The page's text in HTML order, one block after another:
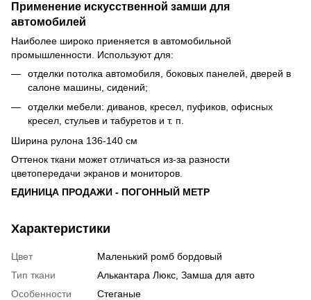
Применение искусственной замши для
автомобилей
Наиболее широко приеняется в автомобильной
промышленности. Используют для:
отделки потолка автомобиля, боковых панелей, дверей в
салоне машины, сидений;
отделки мебели: диванов, кресел, пуфиков, офисных
кресел, стульев и табуретов и т. п.
Ширина рулона 136-140 см
Оттенок ткани может отличаться из-за разности
цветопередачи экранов и мониторов.
ЕДИНИЦА ПРОДАЖИ - ПОГОННЫЙ МЕТР
Характеристики
Цвет
Маленький ромб бордовый
Тип ткани
Алькантара Люкс, Замша для авто
Особенности
Стеганые